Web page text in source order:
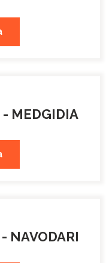
- MEDGIDIA
NAVODARI